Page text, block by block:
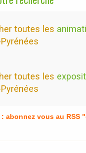
toutes les
toutes les
: abonnez vous au RSS